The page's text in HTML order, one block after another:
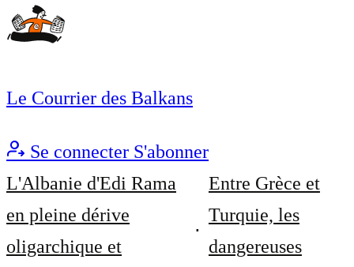
Le Courrier des Balkans
Se connecter S'abonner
L'Albanie d'Edi Rama
en pleine dérive
oligarchique et
Entre Grèce et
Turquie, les
dangereuses